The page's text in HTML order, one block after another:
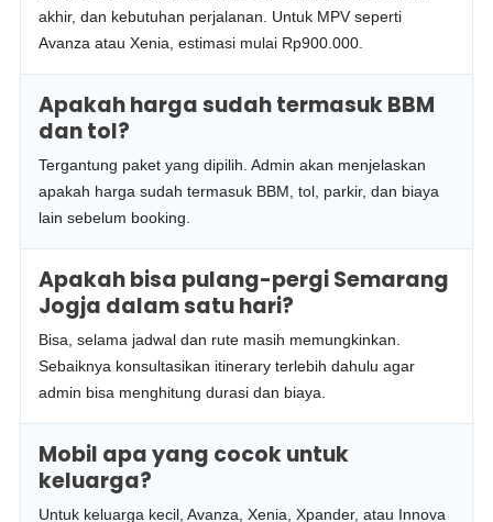
akhir, dan kebutuhan perjalanan. Untuk MPV seperti
Avanza atau Xenia, estimasi mulai Rp900.000.
Apakah harga sudah termasuk BBM
dan tol?
Tergantung paket yang dipilih. Admin akan menjelaskan
apakah harga sudah termasuk BBM, tol, parkir, dan biaya
lain sebelum booking.
Apakah bisa pulang-pergi Semarang
Jogja dalam satu hari?
Bisa, selama jadwal dan rute masih memungkinkan.
Sebaiknya konsultasikan itinerary terlebih dahulu agar
admin bisa menghitung durasi dan biaya.
Mobil apa yang cocok untuk
keluarga?
Untuk keluarga kecil, Avanza, Xenia, Xpander, atau Innova